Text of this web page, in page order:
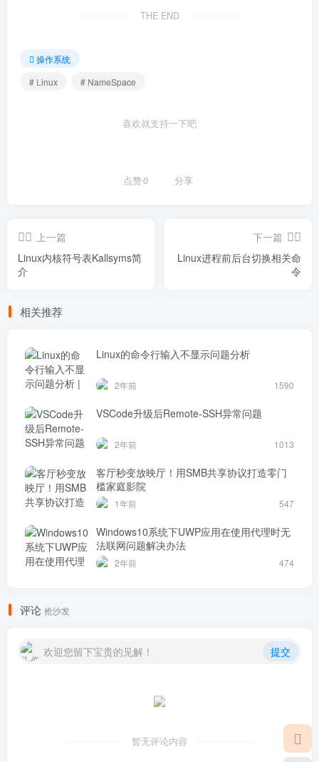
THE END
操作系统
# Linux
# NameSpace
喜欢就支持一下吧
点赞0 分享
上一篇
Linux内核符号表Kallsyms简
介
下一篇
Linux进程前后台切换相关命
令
相关推荐
Linux的命令行输入不显示问题分析
2年前 1590
VSCode升级后Remote-SSH异常问题
2年前 1013
客厅秒变放映厅！用SMB共享协议打造零门
槛家庭影院
1年前 547
Windows10系统下UWP应用在使用代理时无
法联网问题解决办法
2年前 474
评论 抢沙发
欢迎您留下宝贵的见解！ 提交
暂无评论内容